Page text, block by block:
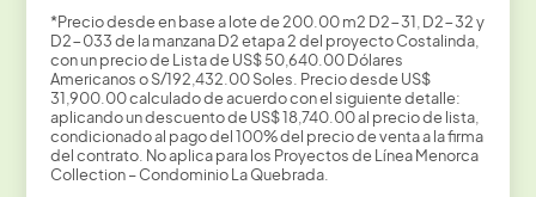
*Precio desde en base a lote de 200.00 m2 D2-31, D2-32 y
D2-033 de la manzana D2 etapa 2 del proyecto Costalinda,
con un precio de Lista de US$ 50,640.00 Dólares
Americanos o S/192,432.00 Soles. Precio desde US$
31,900.00 calculado de acuerdo con el siguiente detalle:
aplicando un descuento de US$ 18,740.00 al precio de lista,
condicionado al pago del 100% del precio de venta a la firma
del contrato. No aplica para los Proyectos de Línea Menorca
Collection – Condominio La Quebrada.